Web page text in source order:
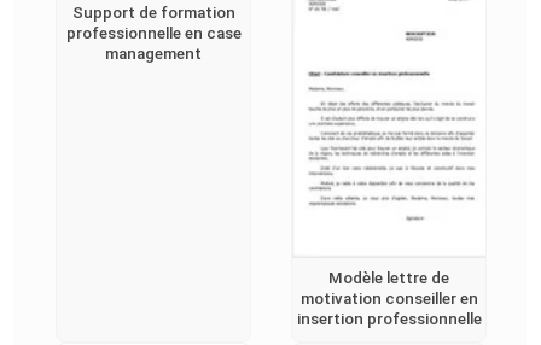
Support de formation
professionnelle en case
management
Modèle lettre de
motivation conseiller en
insertion professionnelle